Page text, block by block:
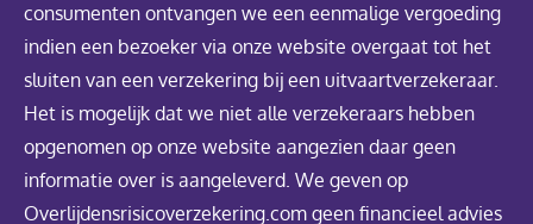
consumenten ontvangen we een eenmalige vergoeding
indien een bezoeker via onze website overgaat tot het
sluiten van een verzekering bij een uitvaartverzekeraar.
Het is mogelijk dat we niet alle verzekeraars hebben
opgenomen op onze website aangezien daar geen
informatie over is aangeleverd. We geven op
Overlijdensrisicoverzekering.com geen financieel advies